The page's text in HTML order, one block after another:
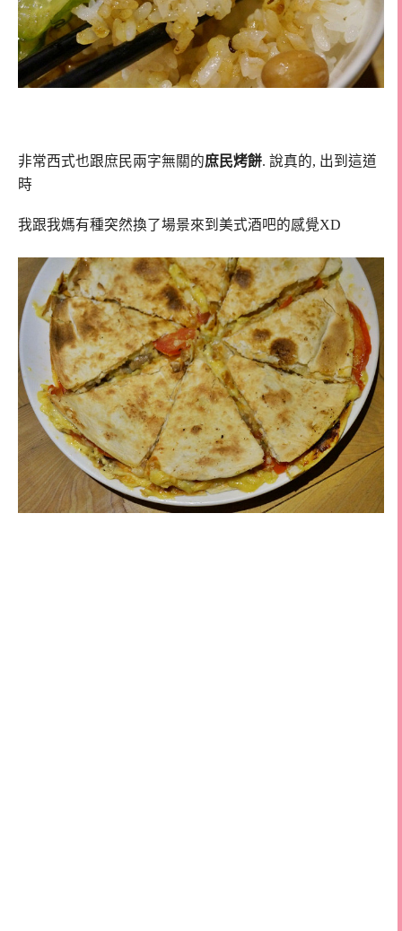
非常西式也跟庶民兩字無關的庶民烤餅. 說真的, 出到這道
時
我跟我媽有種突然換了場景來到美式酒吧的感覺XD